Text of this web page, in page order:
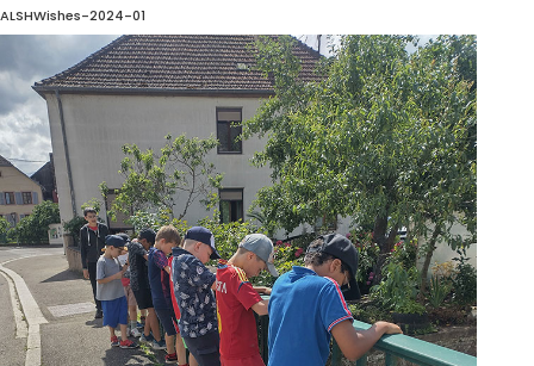
ALSHWishes-2024-01